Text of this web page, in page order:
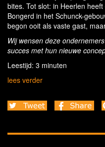
bites. Tot slot: in Heerlen
Bongerd in het Schunck-
begon ooit als vaste gast,
Wij wensen deze
succes met hun nieuwe
Leestijd: 3 minuten
lees verder